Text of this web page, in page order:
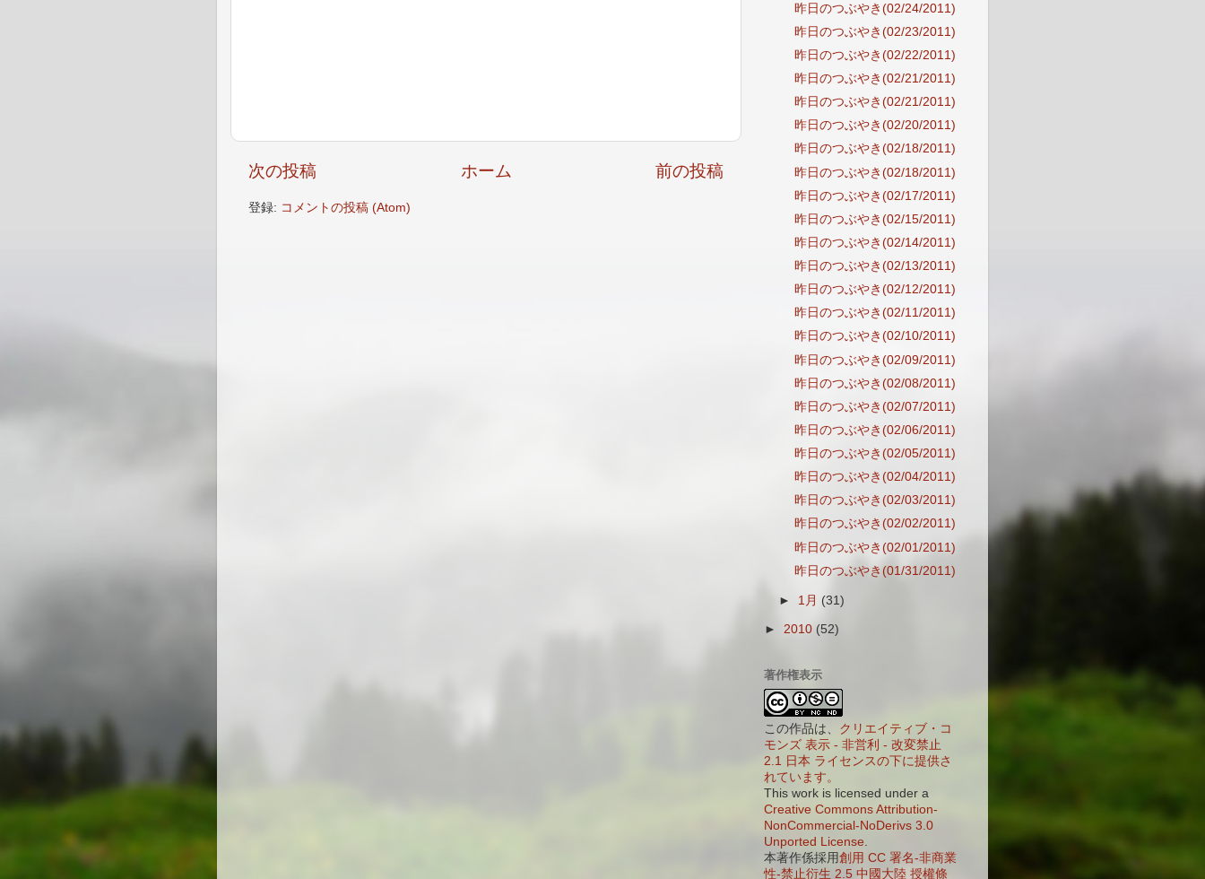
次の投稿 前の投稿
ホーム
登録: コメントの投稿 (Atom)
昨日のつぶやき(02/24/2011)
昨日のつぶやき(02/23/2011)
昨日のつぶやき(02/22/2011)
昨日のつぶやき(02/21/2011)
昨日のつぶやき(02/21/2011)
昨日のつぶやき(02/20/2011)
昨日のつぶやき(02/18/2011)
昨日のつぶやき(02/18/2011)
昨日のつぶやき(02/17/2011)
昨日のつぶやき(02/15/2011)
昨日のつぶやき(02/14/2011)
昨日のつぶやき(02/13/2011)
昨日のつぶやき(02/12/2011)
昨日のつぶやき(02/11/2011)
昨日のつぶやき(02/10/2011)
昨日のつぶやき(02/09/2011)
昨日のつぶやき(02/08/2011)
昨日のつぶやき(02/07/2011)
昨日のつぶやき(02/06/2011)
昨日のつぶやき(02/05/2011)
昨日のつぶやき(02/04/2011)
昨日のつぶやき(02/03/2011)
昨日のつぶやき(02/02/2011)
昨日のつぶやき(02/01/2011)
昨日のつぶやき(01/31/2011)
► 1月 (31)
► 2010 (52)
著作権表示
この作品は、 クリエイティブ・コ
モンズ 表示 - 非営利 - 改変禁止
2.1 日本 ライセンスの下に提供さ
れています。
This work is licensed under a
Creative Commons Attribution-
NonCommercial-NoDerivs 3.0
Unported License.
本著作係採用創用 CC 署名-非商業
性-禁止衍生 2.5 中國大陸 授權條